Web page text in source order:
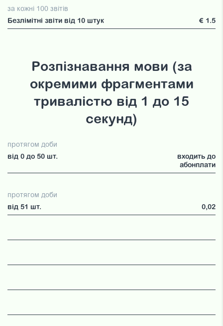
за кожні 100 звітів
Безлімітні звіти від 10 штук
€ 1.5
Розпізнавання мови (за
окремими фрагментами
тривалістю від 1 до 15
секунд)
протягом доби
від 0 до 50 шт.
входить до
абонплати
протягом доби
від 51 шт.
0,02